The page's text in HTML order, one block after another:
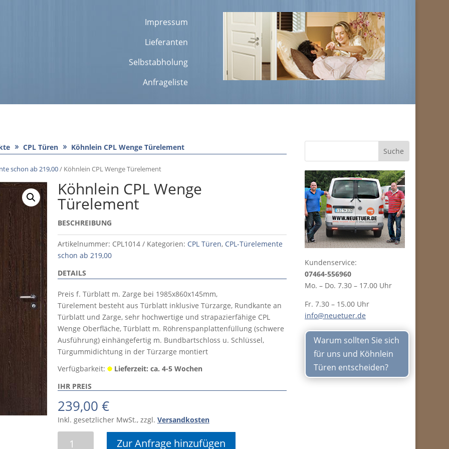
Impressum
Lieferanten
Selbstabholung
Anfrageliste
CPL Türen Köhnlein CPL Wenge Türelement
schon ab 219,00/ Köhnlein CPL Wenge Türelement
Köhnlein CPL Wenge
Türelement
BESCHREIBUNG
Artikelnummer: CPL1014 Kategorien: CPL Türen, CPL-Türelemente
schon ab 219,00
DETAILS
Preis f. Türblatt m. Zarge bei 1985x860x145mm,
Türelement besteht aus Türblatt inklusive Türzarge, Rundkante an
Türblatt und Zarge, sehr hochwertige und strapazierfähige CPL
Wenge Oberfläche, Türblatt m. Röhrenspanplattenfüllung (schwere
Ausführung) einhängefertig m. Bundbartschloss u. Schlüssel,
Türgummidichtung in der Türzarge montiert
Verfügbarkeit:
Lieferzeit: ca. 4-5 Wochen
IHR PREIS
239,00 €
Inkl. gesetzlicher MwSt., zzgl. Versandkosten
Zur Anfrage hinzufügen
Kundenservice:
07464-556960
Mo. – Do. 7.30 – 17.00 Uhr
Fr. 7.30 – 15.00 Uhr
info@neuetuer.de
Warum sollten Sie sich
für uns und Köhnlein
Türen entscheiden?